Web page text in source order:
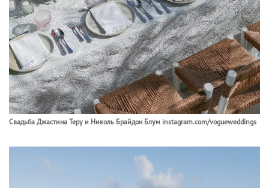
Свадьба Джастина Теру и Николь Брайдон Блум instagram.com/vogueweddings